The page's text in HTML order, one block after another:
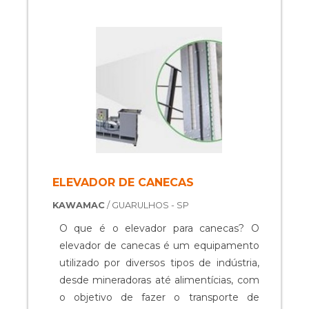
atendimento variado, é comum que haja
empresas que desenvolvam itens que
precisam ser finalizados d....
ELEVADOR DE CANECAS
KAWAMAC/ GUARULHOS - SP
O que é o elevador para canecas? O
elevador de canecas é um equipamento
utilizado por diversos tipos de indústria,
desde mineradoras até alimentícias, com
o objetivo de fazer o transporte de